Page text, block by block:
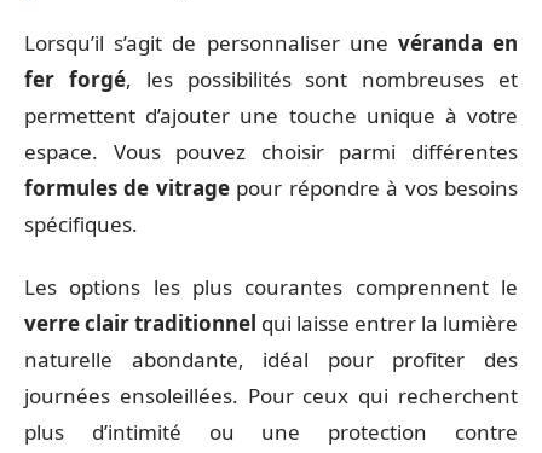
Lorsqu’il s’agit de personnaliser une véranda en
fer forgé, les possibilités sont nombreuses et
permettent d’ajouter une touche unique à votre
espace. Vous pouvez choisir parmi différentes
formules de vitragepour répondre à vos besoins
spécifiques.
Les options les plus courantes comprennent le
verre clair traditionnel qui laisse entrer la lumière
naturelle abondante, idéal pour profiter des
journées ensoleillées. Pour ceux qui recherchent
plus d’intimité ou une protection contre